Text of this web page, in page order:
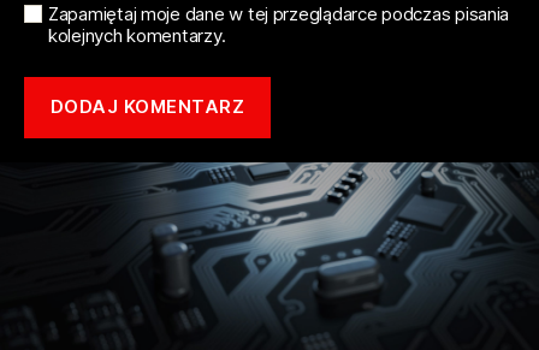
Zapamiętaj moje dane w tej przeglądarce podczas pisania
kolejnych komentarzy.
Copyright © 2021 mototune.com.pl |Polityka prywatności| Stworzone w
ramachatwi.pl